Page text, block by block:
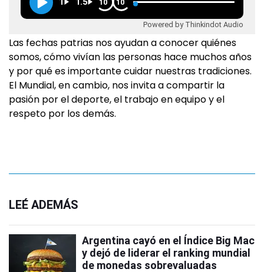
10 10
Powered by Thinkindot Audio
Las fechas patrias nos ayudan a conocer quiénes
somos, cómo vivían las personas hace muchos años
y por qué es importante cuidar nuestras tradiciones.
El Mundial, en cambio, nos invita a compartir la
pasión por el deporte, el trabajo en equipo y el
respeto por los demás.
LEÉ ADEMÁS
Argentina cayó en el Índice Big Mac
y dejó de liderar el ranking mundial
de monedas sobrevaluadas